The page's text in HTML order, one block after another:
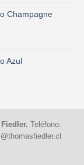
Champagne
Azul
Teléfono: